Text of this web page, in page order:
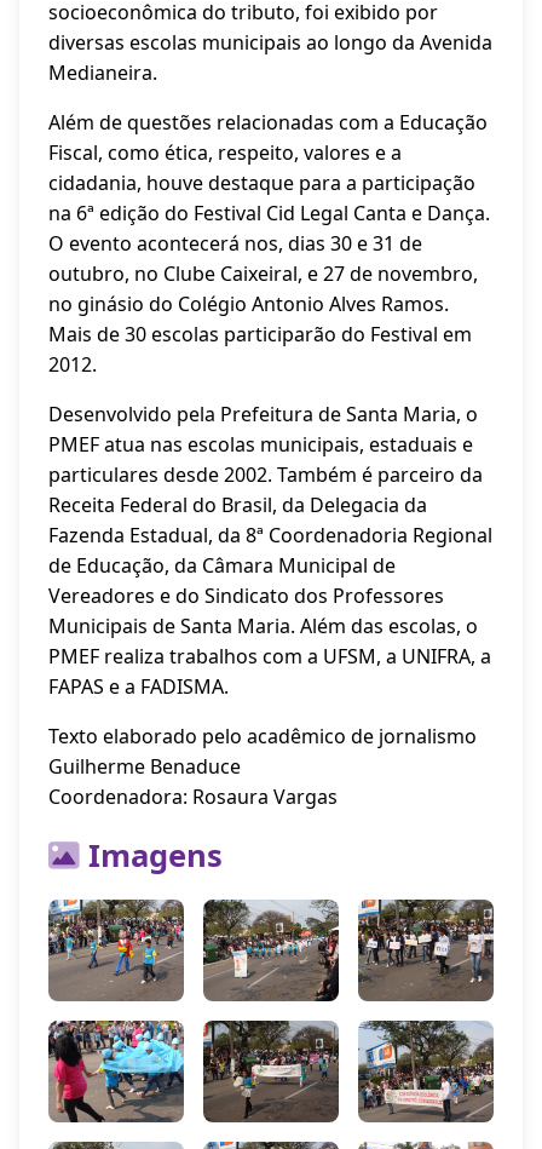
socioeconômica do tributo, foi exibido por
diversas escolas municipais ao longo da Avenida
Medianeira.
Além de questões relacionadas com a Educação
Fiscal, como ética, respeito, valores e a
cidadania, houve destaque para a participação
na 6ª edição do Festival Cid Legal Canta e Dança.
O evento acontecerá nos, dias 30 e 31 de
outubro, no Clube Caixeiral, e 27 de novembro,
no ginásio do Colégio Antonio Alves Ramos.
Mais de 30 escolas participarão do Festival em
2012.
Desenvolvido pela Prefeitura de Santa Maria, o
PMEF atua nas escolas municipais, estaduais e
particulares desde 2002. Também é parceiro da
Receita Federal do Brasil, da Delegacia da
Fazenda Estadual, da 8ª Coordenadoria Regional
de Educação, da Câmara Municipal de
Vereadores e do Sindicato dos Professores
Municipais de Santa Maria. Além das escolas, o
PMEF realiza trabalhos com a UFSM, a UNIFRA, a
FAPAS e a FADISMA.
Texto elaborado pelo acadêmico de jornalismo
Guilherme Benaduce
Coordenadora: Rosaura Vargas
Imagens